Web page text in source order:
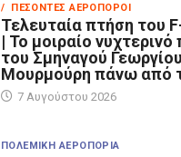
/ ΠΕΣΌΝΤΕΣ ΑΕΡΟΠΌΡΟΙ
Τελευταία πτήση του
| Το μοιραίο
του Σμηναγού Γεωργίου
Μουρμούρη πάνω από
7 Αυγούστου 2026
ΠΟΛΕΜΙΚΉ ΑΕΡΟΠΟΡΊΑ